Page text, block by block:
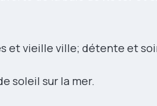
et vieille ville; détente et
soleil sur la mer.